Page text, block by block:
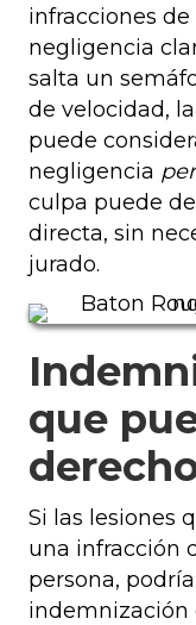
infracciones
negligencia
salta un
de velocidad,
puede
negligencia
culpa puede
directa, sin
jurado.
que
Si las lesiones
una infracción
persona,
indemnización